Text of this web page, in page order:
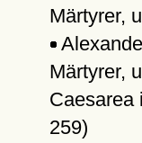
Märtyrer,
Märtyrer,
Caesarea
259)